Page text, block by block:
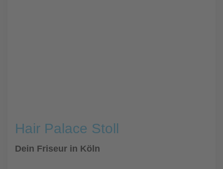
Hair Palace Stoll
Dein Friseur in Köln